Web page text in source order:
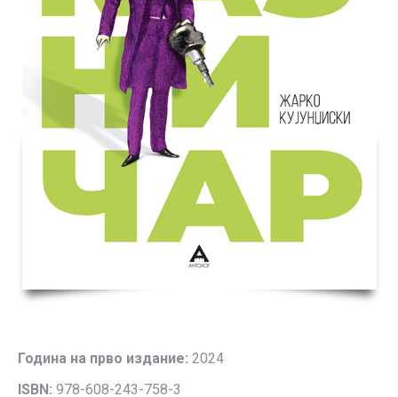
Година на прво издание: 2024
ISBN: 978-608-243-758-3